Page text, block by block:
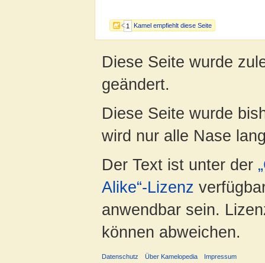
1 Kamel empfiehlt diese Seite
Diese Seite wurde
geändert.
Diese Seite wurde
wird nur alle Nase
Der Text ist unter der
Alike“-Lizenz
anwendbar sein.
können abweichen.
Datenschutz Über Kamelopedia Impressum